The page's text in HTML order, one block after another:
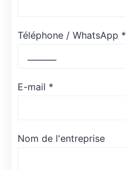
Téléphone / WhatsApp *
E-mail *
Nom de l'entreprise